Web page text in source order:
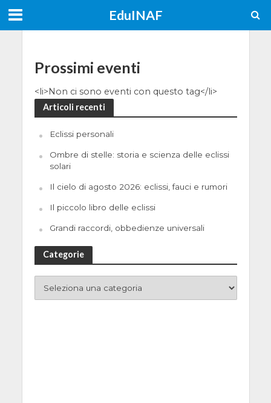
EduINAF
Prossimi eventi
<li>Non ci sono eventi con questo tag</li>
Articoli recenti
Eclissi personali
Ombre di stelle: storia e scienza delle eclissi
solari
Il cielo di agosto 2026: eclissi, fauci e rumori
Il piccolo libro delle eclissi
Grandi raccordi, obbedienze universali
Categorie